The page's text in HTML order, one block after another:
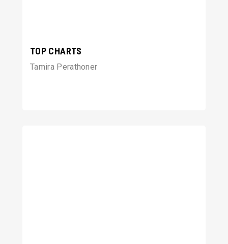
TOP CHARTS
Tamira Perathoner